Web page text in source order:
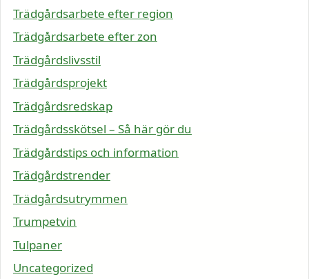
Trädgårdsarbete efter region
Trädgårdsarbete efter zon
Trädgårdslivsstil
Trädgårdsprojekt
Trädgårdsredskap
Trädgårdsskötsel – Så här gör du
Trädgårdstips och information
Trädgårdstrender
Trädgårdsutrymmen
Trumpetvin
Tulpaner
Uncategorized